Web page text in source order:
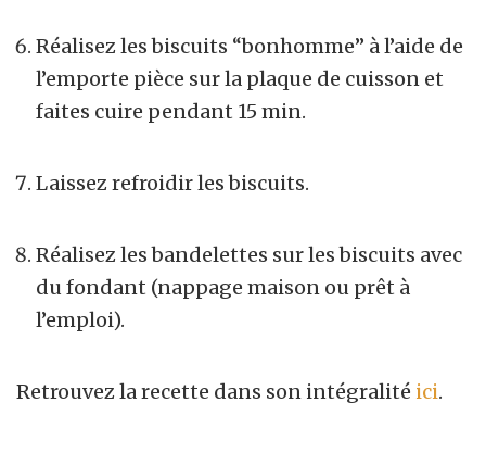
Réalisez les biscuits “bonhomme” à l’aide de
l’emporte pièce sur la plaque de cuisson et
faites cuire pendant 15 min.
Laissez refroidir les biscuits.
Réalisez les bandelettes sur les biscuits avec
du fondant (nappage maison ou prêt à
l’emploi).
Retrouvez la recette dans son intégralité ici.